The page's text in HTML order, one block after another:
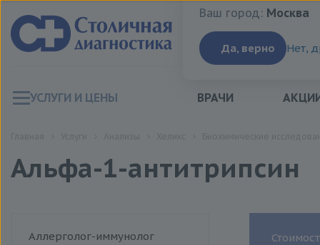
Ваш город:Москва
Ваш город: Москва
Да, верно Нет,
УСЛУГИ И ЦЕНЫ ВРАЧИ
Альфа-1-антитрипсин
Аллерголог-иммунолог